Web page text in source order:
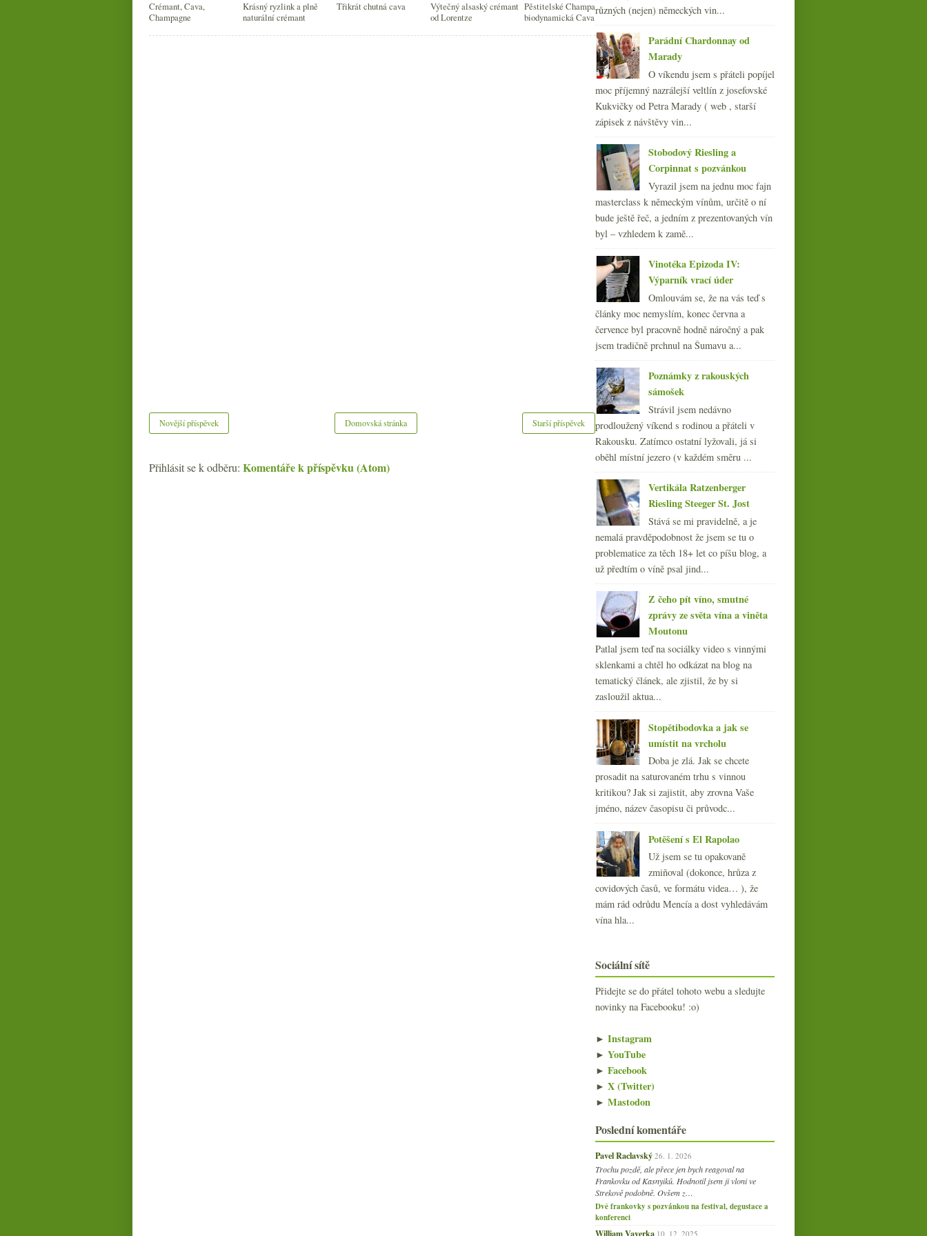
Crémant, Cava,
Champagne
Krásný ryzlink a plně
naturální crémant
Třikrát chutná cava
Výtečný alsaský crémant
od Lorentze
Pěstitelské Champagne a
biodynamická Cava
Crémant s uměním a
kusem vinice
Novější příspěvek Starší příspěvek
Domovská stránka
Přihlásit se k odběru: Komentáře k příspěvku (Atom)
► 2008(270)
►2007(108)
různých (nejen) německých vin...
Parádní Chardonnay od
Marady
O víkendu jsem s přáteli popíjel
moc příjemný nazrálejší veltlín z josefovské
Kukvičky od Petra Marady ( web , starší
zápisek z návštěvy vin...
Stobodový Riesling a
Corpinnat s pozvánkou
Vyrazil jsem na jednu moc fajn
masterclass k německým vínům, určitě o ní
bude ještě řeč, a jedním z prezentovaných vín
byl – vzhledem k zamě...
Vinotéka Epizoda IV:
Výparník vrací úder
Omlouvám se, že na vás teď s
články moc nemyslím, konec června a
července byl pracovně hodně náročný a pak
jsem tradičně prchnul na Šumavu a...
Poznámky z rakouských
sámošek
Strávil jsem nedávno
prodloužený víkend s rodinou a přáteli v
Rakousku. Zatímco ostatní lyžovali, já si
oběhl místní jezero (v každém směru ...
Vertikála Ratzenberger
Riesling Steeger St. Jost
Stává se mi pravidelně, a je
nemalá pravděpodobnost že jsem se tu o
problematice za těch 18+ let co píšu blog, a
už předtím o víně psal jind...
Z čeho pít víno, smutné
zprávy ze světa vína a viněta
Moutonu
Patlal jsem teď na sociálky video s vinnými
sklenkami a chtěl ho odkázat na blog na
tematický článek, ale zjistil, že by si
zasloužil aktua...
Stopětibodovka a jak se
umístit na vrcholu
Doba je zlá. Jak se chcete
prosadit na saturovaném trhu s vinnou
kritikou? Jak si zajistit, aby zrovna Vaše
jméno, název časopisu či průvodc...
Potěšení s El Rapolao
Už jsem se tu opakovaně
zmiňoval (dokonce, hrůza z
covidových časů, ve formátu videa… ), že
mám rád odrůdu Mencía a dost vyhledávám
vína hla...
Sociální sítě
Přidejte se do přátel tohoto webu a sledujte
novinky na Facebooku! :o)
► Instagram
► YouTube
► Facebook
► X (Twitter)
► Mastodon
Poslední komentáře
Pavel Raclavský 26. 1. 2026
Trochu pozdě, ale přece jen bych reagoval na
Frankovku od Kasnyiků. Hodnotil jsem ji vloni ve
Strekově podobně. Ovšem z…
Dvě frankovky s pozvánkou na festival, degustace a
konferenci
William Vaverka 10. 12. 2025